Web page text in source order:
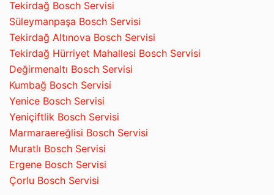
Tekirdağ Bosch Servisi
Süleymanpaşa Bosch Servisi
Tekirdağ Altınova Bosch Servisi
Tekirdağ Hürriyet Mahallesi Bosch Servisi
Değirmenaltı Bosch Servisi
Kumbağ Bosch Servisi
Yenice Bosch Servisi
Yeniçiftlik Bosch Servisi
Marmaraereğlisi Bosch Servisi
Muratlı Bosch Servisi
Ergene Bosch Servisi
Çorlu Bosch Servisi